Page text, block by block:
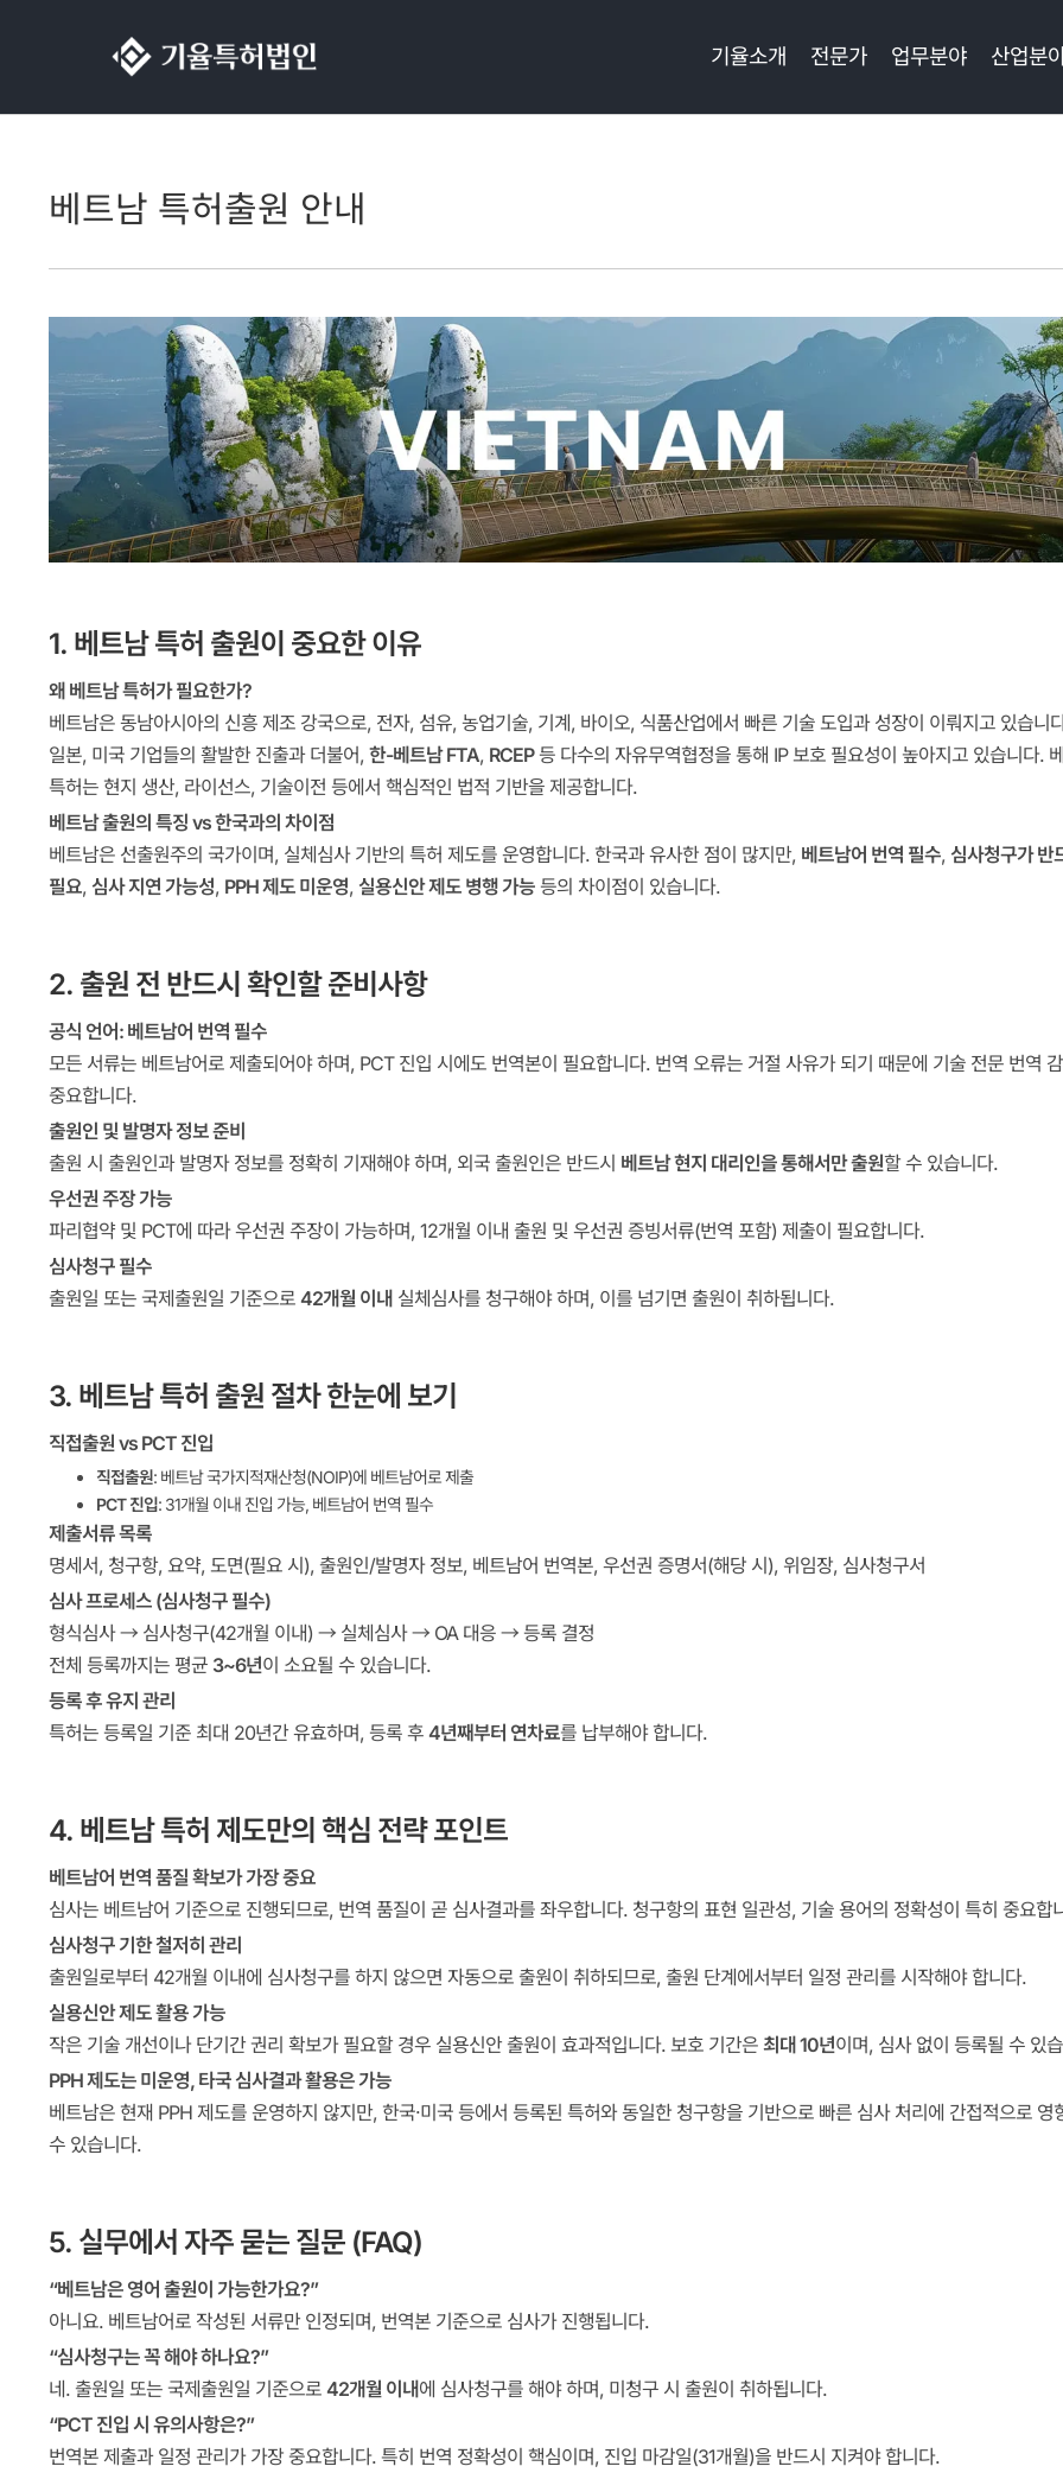
기율소개 전문가 업무분야 산업분
베트남 특허출원 안내
1. 베트남 특허 출원이 중요한 이유
왜 베트남 특허가 필요한가?
베트남은 동남아시아의 신흥 제조 강국으로, 전자, 섬유, 농업기술, 기계, 바이오, 식품산업에서 빠른 기술 도입과 성장이 이뤄지고 있습니
일본, 미국 기업들의 활발한 진출과 더불어, 한-베트남 FTA, RCEP등 다수의 자유무역협정을 통해 IP 보호 필요성이 높아지고 있습니다.
특허는 현지 생산, 라이선스, 기술이전 등에서 핵심적인 법적 기반을 제공합니다.
베트남 출원의 특징 vs 한국과의 차이점
베트남은 선출원주의 국가이며, 실체심사 기반의 특허 제도를 운영합니다. 한국과 유사한 점이 많지만, 베트남어 번역 필수, 심사청구가 반
필요, 심사 지연 가능성, PPH 제도 미운영, 실용신안 제도 병행 가능등의 차이점이 있습니다.
2. 출원 전 반드시 확인할 준비사항
공식 언어: 베트남어 번역 필수
모든 서류는 베트남어로 제출되어야 하며, PCT 진입 시에도 번역본이 필요합니다. 번역 오류는 거절 사유가 되기 때문에 기술 전문 번역
중요합니다.
출원인 및 발명자 정보 준비
출원 시 출원인과 발명자 정보를 정확히 기재해야 하며, 외국 출원인은 반드시 베트남 현지 대리인을 통해서만 출원할 수 있습니다.
우선권 주장 가능
파리협약 및 PCT에 따라 우선권 주장이 가능하며, 12개월 이내 출원 및 우선권 증빙서류(번역 포함) 제출이 필요합니다.
심사청구 필수
출원일 또는 국제출원일 기준으로 42개월 이내 실체심사를 청구해야 하며, 이를 넘기면 출원이 취하됩니다.
3. 베트남 특허 출원 절차 한눈에 보기
직접출원 vs PCT 진입
직접출원: 베트남 국가지적재산청(NOIP)에 베트남어로 제출
PCT 진입: 31개월 이내 진입 가능, 베트남어 번역 필수
제출서류 목록
명세서, 청구항, 요약, 도면(필요 시), 출원인/발명자 정보, 베트남어 번역본, 우선권 증명서(해당 시), 위임장, 심사청구서
심사 프로세스 (심사청구 필수)
형식심사 → 심사청구(42개월 이내) → 실체심사 → OA 대응 → 등록 결정
전체 등록까지는 평균 3~6년이 소요될 수 있습니다.
등록 후 유지 관리
특허는 등록일 기준 최대 20년간 유효하며, 등록 후 4년째부터 연차료를 납부해야 합니다.
4. 베트남 특허 제도만의 핵심 전략 포인트
베트남어 번역 품질 확보가 가장 중요
심사는 베트남어 기준으로 진행되므로, 번역 품질이 곧 심사결과를 좌우합니다. 청구항의 표현 일관성, 기술 용어의 정확성이 특히 중요합
심사청구 기한 철저히 관리
출원일로부터 42개월 이내에 심사청구를 하지 않으면 자동으로 출원이 취하되므로, 출원 단계에서부터 일정 관리를 시작해야 합니다.
실용신안 제도 활용 가능
작은 기술 개선이나 단기간 권리 확보가 필요할 경우 실용신안 출원이 효과적입니다. 보호 기간은 최대 10년이며, 심사 없이 등록될 수 있
PPH 제도는 미운영, 타국 심사결과 활용은 가능
베트남은 현재 PPH 제도를 운영하지 않지만, 한국·미국 등에서 등록된 특허와 동일한 청구항을 기반으로 빠른 심사 처리에 간접적으로 영
수 있습니다.
5. 실무에서 자주 묻는 질문 (FAQ)
“베트남은 영어 출원이 가능한가요?”
아니요. 베트남어로 작성된 서류만 인정되며, 번역본 기준으로 심사가 진행됩니다.
“심사청구는 꼭 해야 하나요?”
네. 출원일 또는 국제출원일 기준으로 42개월 이내에 심사청구를 해야 하며, 미청구 시 출원이 취하됩니다.
“PCT 진입 시 유의사항은?”
번역본 제출과 일정 관리가 가장 중요합니다. 특히 번역 정확성이 핵심이며, 진입 마감일(31개월)을 반드시 지켜야 합니다.